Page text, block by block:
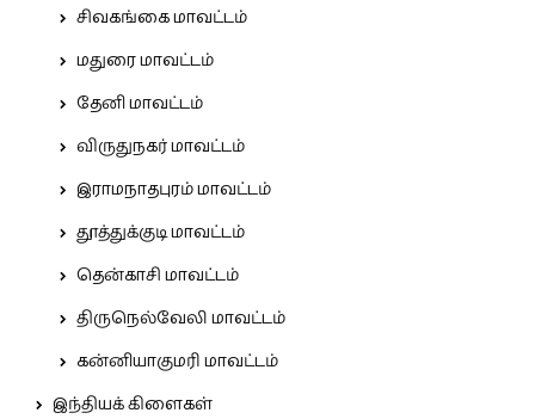
சிவகங்கை மாவட்டம்
மதுரை மாவட்டம்
தேனி மாவட்டம்
விருதுநகர் மாவட்டம்
இராமநாதபுரம் மாவட்டம்
தூத்துக்குடி மாவட்டம்
தென்காசி மாவட்டம்
திருநெல்வேலி மாவட்டம்
கன்னியாகுமரி மாவட்டம்
இந்தியக் கிளைகள்